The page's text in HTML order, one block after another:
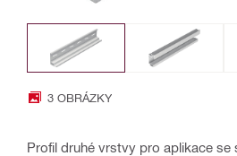
3 OBRÁZKY
Profil druhé vrstvy pro aplikace se